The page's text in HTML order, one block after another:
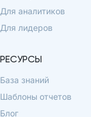
Для аналитиков
Для лидеров
РЕСУРСЫ
База знаний
Шаблоны отчетов
Блог